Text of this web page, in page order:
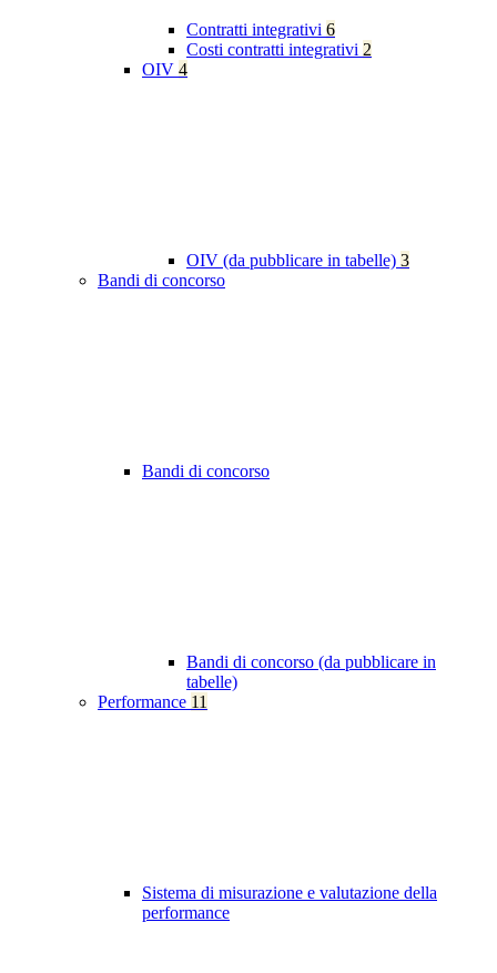
Contratti integrativi 6
Costi contratti integrativi 2
OIV 4
OIV (da pubblicare in tabelle) 3
Bandi di concorso
Bandi di concorso
Bandi di concorso (da pubblicare in
tabelle)
Performance 11
Sistema di misurazione e valutazione della
performance